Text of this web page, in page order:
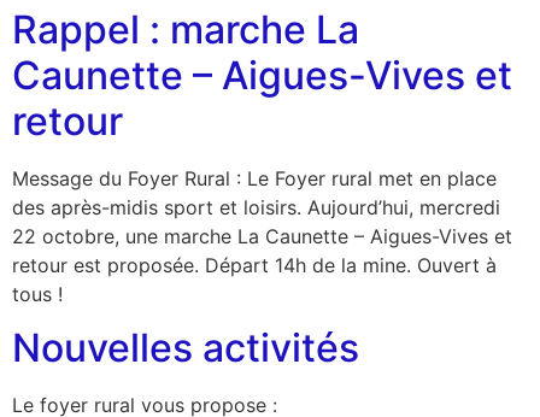
Rappel : marche La
Caunette – Aigues-Vives et
retour
Message du Foyer Rural : Le Foyer rural met en place
des après-midis sport et loisirs. Aujourd’hui, mercredi
22 octobre, une marche La Caunette – Aigues-Vives et
retour est proposée. Départ 14h de la mine. Ouvert à
tous !
Nouvelles activités
Le foyer rural vous propose :